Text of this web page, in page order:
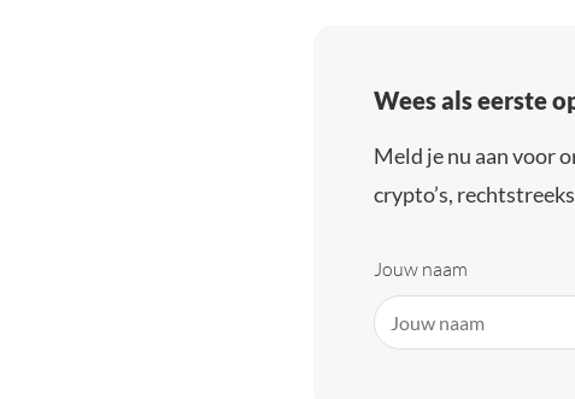
Wees als eerste
Meld je nu aan voor
crypto’s,
Jouw naam